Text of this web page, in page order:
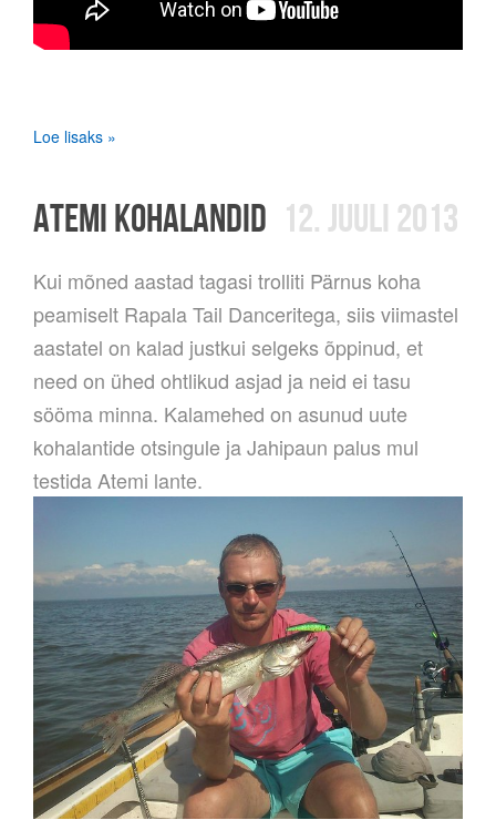
Loe lisaks »
ATEMI KOHALANDID 12. JUULI 2013
Kui mõned aastad tagasi trolliti Pärnus koha
peamiselt Rapala Tail Danceritega, siis viimastel
aastatel on kalad justkui selgeks õppinud, et
need on ühed ohtlikud asjad ja neid ei tasu
sööma minna. Kalamehed on asunud uute
kohalantide otsingule ja Jahipaun palus mul
testida Atemi lante.